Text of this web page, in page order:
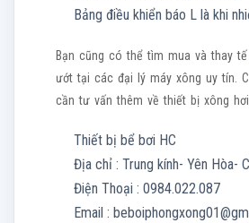
Bảng điều khiển báo L là khi
Bạn cũng có thể tìm mua và thay tế
ướt tại các đại lý máy xông uy tín.
cần tư vấn thêm về thiết bị xông
Thiết bị bể bơi HC
Địa chỉ : Trung kính- Yên Hòa-
Điện Thoại : 0984.022.087
Email :